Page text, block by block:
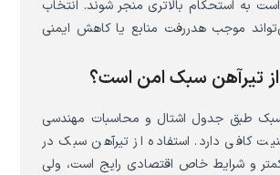
به استحکام بالاتری منجر شوند. انتخاب
موجب هدررفت منابع یا کاهش ایمنی
از تیرآهن سبک امن است؟
سبک طبق جدول اشتال و محاسبات مهندسی
کافی دارد. استفاده از تیرآهن سبک در
کمتر و شرایط خاص اقتصادی رایج است، ولی